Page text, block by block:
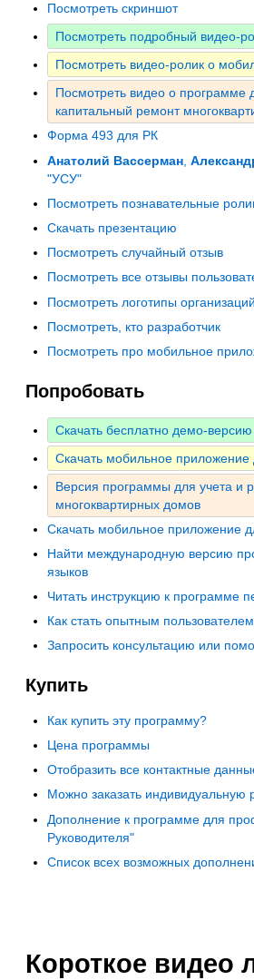
Посмотреть скриншот
Посмотреть подробный видео-
Посмотреть видео-ролик о
Посмотреть видео о программе
капитальный ремонт
Форма 493 для РК
Анатолий Вассерман
"УСУ"
Посмотреть познавательные
Скачать презентацию
Посмотреть случайный отзыв
Посмотреть все отзывы
Посмотреть логотипы
Посмотреть, кто разработчик
Посмотреть про мобильное
Попробовать
Скачать бесплатно демо-
Скачать мобильное приложение
Версия программы для учета и
многоквартирных домов
Скачать мобильное приложение
Найти международную версию
языков
Читать инструкцию к программе
Как стать опытным
Запросить консультацию или
Купить
Как купить эту программу?
Цена программы
Отобразить все контактные
Можно заказать индивидуальную
Дополнение к программе для
Руководителя"
Список всех возможных
Короткое видео